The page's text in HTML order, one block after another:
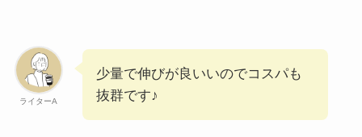
ライターA
少量で伸びが良いいのでコスパも
抜群です♪